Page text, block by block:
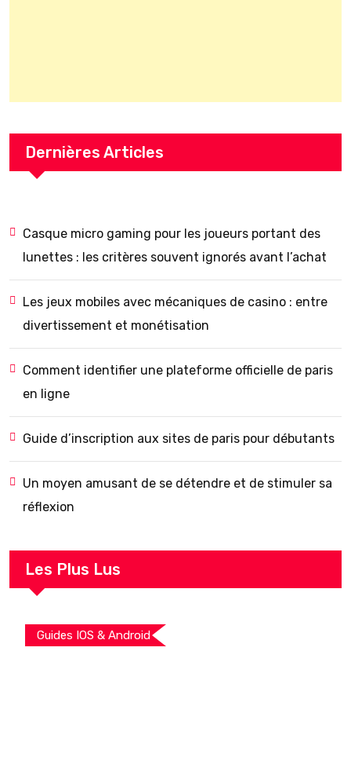
Dernières Articles
Casque micro gaming pour les joueurs portant des
lunettes : les critères souvent ignorés avant l’achat
Les jeux mobiles avec mécaniques de casino : entre
divertissement et monétisation
Comment identifier une plateforme officielle de paris
en ligne
Guide d’inscription aux sites de paris pour débutants
Un moyen amusant de se détendre et de stimuler sa
réflexion
Les Plus Lus
Guides IOS & Android